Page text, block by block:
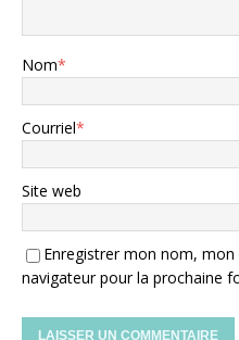
Nom*
Courriel*
Site web
Enregistrer mon nom,
navigateur pour la prochaine